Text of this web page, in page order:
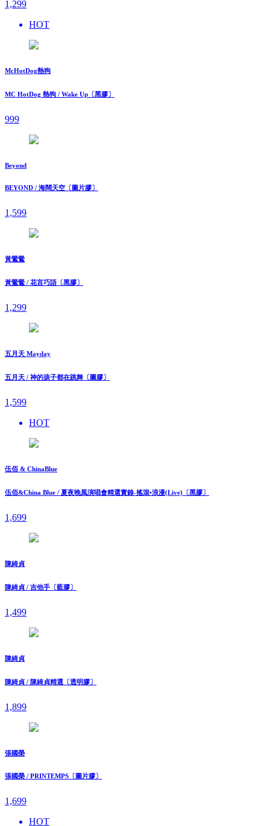
1,299
HOT
McHotDog熱狗
MC HotDog 熱狗 / Wake Up〔黑膠〕
999
Beyond
BEYOND / 海闊天空〔圖片膠〕
1,599
黃鶯鶯
黃鶯鶯 / 花言巧語〔黑膠〕
1,299
五月天 Mayday
五月天 / 神的孩子都在跳舞〔圖膠〕
1,599
HOT
伍佰 & ChinaBlue
伍佰&China Blue / 夏夜晚風演唱會精選實錄-搖滾•浪漫(Live)〔黑膠〕
1,699
陳綺貞
陳綺貞 / 吉他手〔藍膠〕
1,499
陳綺貞
陳綺貞 / 陳綺貞精選〔透明膠〕
1,899
張國榮
張國榮 / PRINTEMPS〔圖片膠〕
1,699
HOT